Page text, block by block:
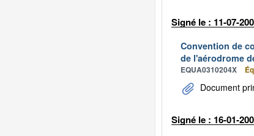
Signé le : 11-07-
Convention de
de l'aérodrome
EQUA0310204X
Document
Signé le : 16-01-